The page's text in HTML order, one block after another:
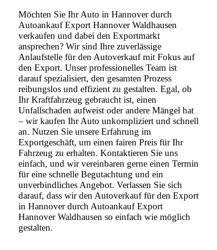
Möchten Sie Ihr Auto in Hannover durch
Autoankauf Export Hannover Waldhausen
verkaufen und dabei den Exportmarkt
ansprechen? Wir sind Ihre zuverlässige
Anlaufstelle für den Autoverkauf mit Fokus auf
den Export. Unser professionelles Team ist
darauf spezialisiert, den gesamten Prozess
reibungslos und effizient zu gestalten. Egal, ob
Ihr Kraftfahrzeug gebraucht ist, einen
Unfallschaden aufweist oder andere Mängel hat
– wir kaufen Ihr Auto unkompliziert und schnell
an. Nutzen Sie unsere Erfahrung im
Exportgeschäft, um einen fairen Preis für Ihr
Fahrzeug zu erhalten. Kontaktieren Sie uns
einfach, und wir vereinbaren gerne einen Termin
für eine schnelle Begutachtung und ein
unverbindliches Angebot. Verlassen Sie sich
darauf, dass wir den Autoverkauf für den Export
in Hannover durch Autoankauf Export
Hannover Waldhausen so einfach wie möglich
gestalten.